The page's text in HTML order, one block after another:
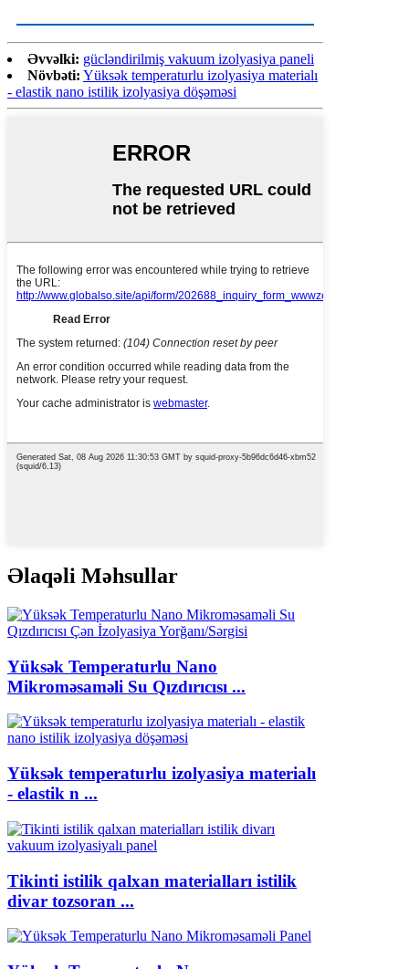
Əvvəlki: gücləndirilmiş vakuum izolyasiya paneli
Növbəti: Yüksək temperaturlu izolyasiya materialı
- elastik nano istilik izolyasiya döşəməsi
Əlaqəli Məhsullar
Yüksək Temperaturlu Nano
Mikroməsaməli Su Qızdırıcısı ...
Yüksək temperaturlu izolyasiya materialı
- elastik n ...
Tikinti istilik qalxan materialları istilik
divar tozsoran ...